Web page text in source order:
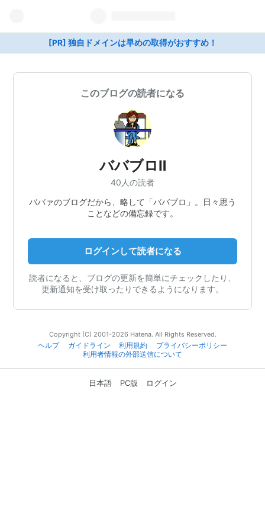
[PR] 独自ドメインは早めの取得がおすすめ！
このブログの読者になる
ババブロⅡ
40人の読者
ババァのブログだから、略して「ババブロ」。日々思う
ことなどの備忘録です。
ログインして読者になる
読者になると、ブログの更新を簡単にチェックしたり、
更新通知を受け取ったりできるようになります。
Copyright (C) 2001-2026 Hatena. All Rights Reserved.
ヘルプ
ガイドライン 利用規約
プライバシーポリシー
利用者情報の外部送信について
日本語 PC版 ログイン